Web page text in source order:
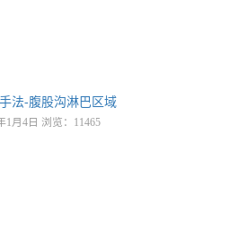
法-腹股沟淋巴区域
1月4日 浏览：11465